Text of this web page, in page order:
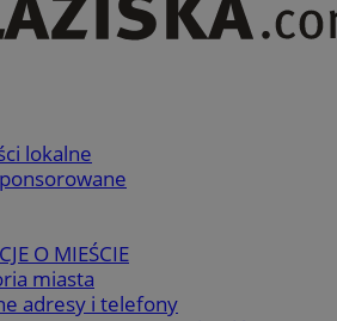
lokalne
O MIEŚCIE
miasta
adresy i telefony